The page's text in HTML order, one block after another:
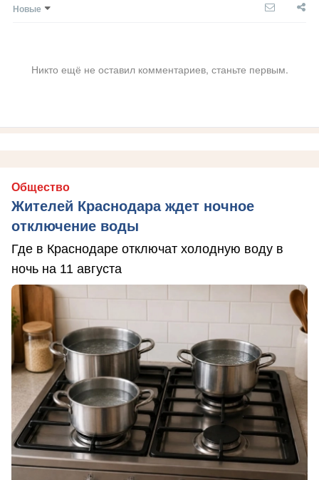
Новые
Никто ещё не оставил комментариев, станьте первым.
Общество
Жителей Краснодара ждет ночное
отключение воды
Где в Краснодаре отключат холодную воду в
ночь на 11 августа